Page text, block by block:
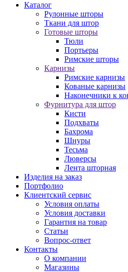
Каталог
Рулонные шторы
Ткани для штор
Готовые шторы
Тюли
Портьеры
Римские шторы
Карнизы
Римские карнизы
Кованые карнизы
Наконечники к
Фурнитура для штор
Кисти
Подхваты
Бахрома
Шнуры
Тесьма
Люверсы
Лента шторная
Изделия на заказ
Портфолио
Клиентский сервис
Условия оплаты
Условия доставки
Гарантия на товар
Статьи
Вопрос-ответ
Контакты
О компании
Магазины